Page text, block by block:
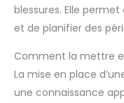
blessures. Elle
et de planifier des
Comment la mettre
La mise en place
une connaissance